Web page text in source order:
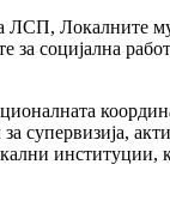
ЛСП,
за социјална
супервизија,
институции,